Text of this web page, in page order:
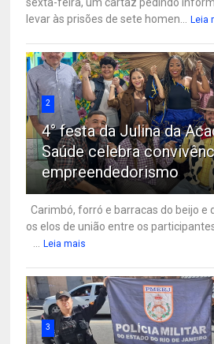
levar às prisões de sete homen...
Leia
2
4° festa da Julina da
Saúde celebra
empreendedorismo
Carimbó, forró e barracas do beijo e
os elos de união entre os
Leia mais
3